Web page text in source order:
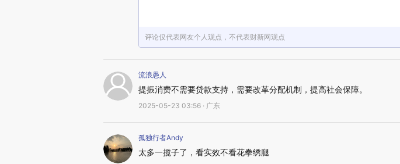
评论仅代表网友个人观点，不代表财新网观点
流浪愚人
提振消费不需要贷款支持，需要改革分配机制，提高社会保障。
2025-05-23 03:56 · 广东
孤独行者Andy
太多一揽子了，看实效不看花拳绣腿